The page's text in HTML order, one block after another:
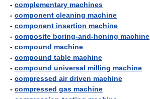
- complementary machines
- component cleaning machine
- component insertion machine
- composite boring-and-honing machine
- compound machine
- compound table machine
- compound universal milling machine
- compressed air driven machine
- compressed gas machine